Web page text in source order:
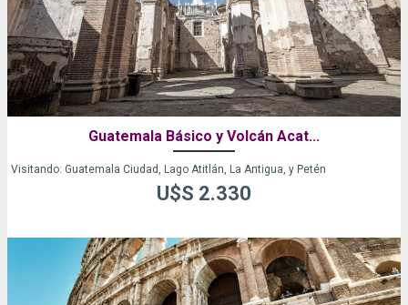
Guatemala Básico y Volcán Acat...
Visitando: Guatemala Ciudad, Lago Atitlán, La Antigua, y Petén
U$S 2.330